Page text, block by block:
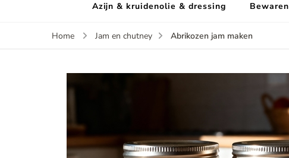
Azijn & kruidenolie & dressing Bewaren
Home Jam en chutney Abrikozen jam maken